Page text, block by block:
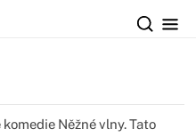
Něžné vlny. Tato